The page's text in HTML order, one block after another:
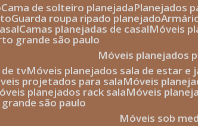
cama de solteiro planejada planejados
guarda roupa ripado planejado
camas planejadas de casal móveis
grande são paulo
móveis planejados
de tv
móveis planejados sala de estar e
projetados para sala móveis
móveis planejados rack sala móveis
grande são paulo
móveis sob